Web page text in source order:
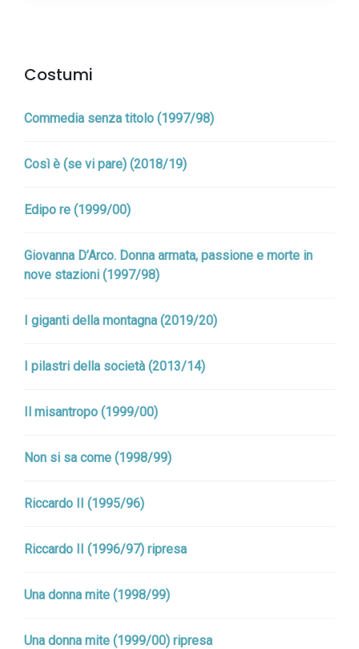
Costumi
Commedia senza titolo (1997/98)
Così è (se vi pare) (2018/19)
Edipo re (1999/00)
Giovanna D’Arco. Donna armata, passione e morte in
nove stazioni (1997/98)
I giganti della montagna (2019/20)
I pilastri della società (2013/14)
Il misantropo (1999/00)
Non si sa come (1998/99)
Riccardo II (1995/96)
Riccardo II (1996/97) ripresa
Una donna mite (1998/99)
Una donna mite (1999/00) ripresa